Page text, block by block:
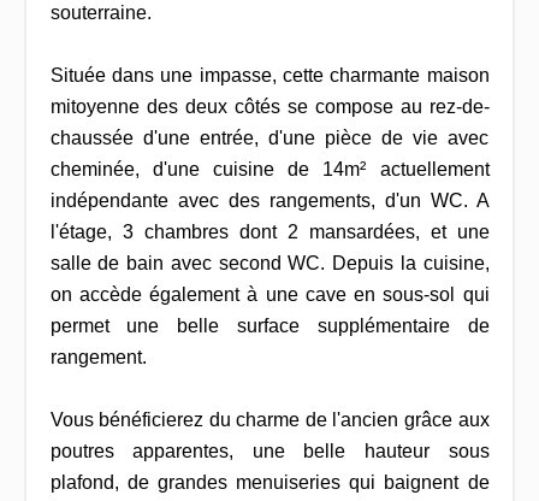
souterraine.
Située dans une impasse, cette charmante maison
mitoyenne des deux côtés se compose au rez-de-
chaussée d'une entrée, d'une pièce de vie avec
cheminée, d'une cuisine de 14m² actuellement
indépendante avec des rangements, d'un WC. A
l'étage, 3 chambres dont 2 mansardées, et une
salle de bain avec second WC. Depuis la cuisine,
on accède également à une cave en sous-sol qui
permet une belle surface supplémentaire de
rangement.
Vous bénéficierez du charme de l'ancien grâce aux
poutres apparentes, une belle hauteur sous
plafond, de grandes menuiseries qui baignent de